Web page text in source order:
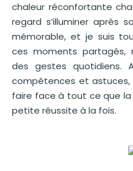
chaleur réconfortante
regard s’illuminer après
mémorable, et je suis
ces moments partagés,
des gestes quotidiens.
compétences et
faire face à tout ce que
petite réussite à la fois.